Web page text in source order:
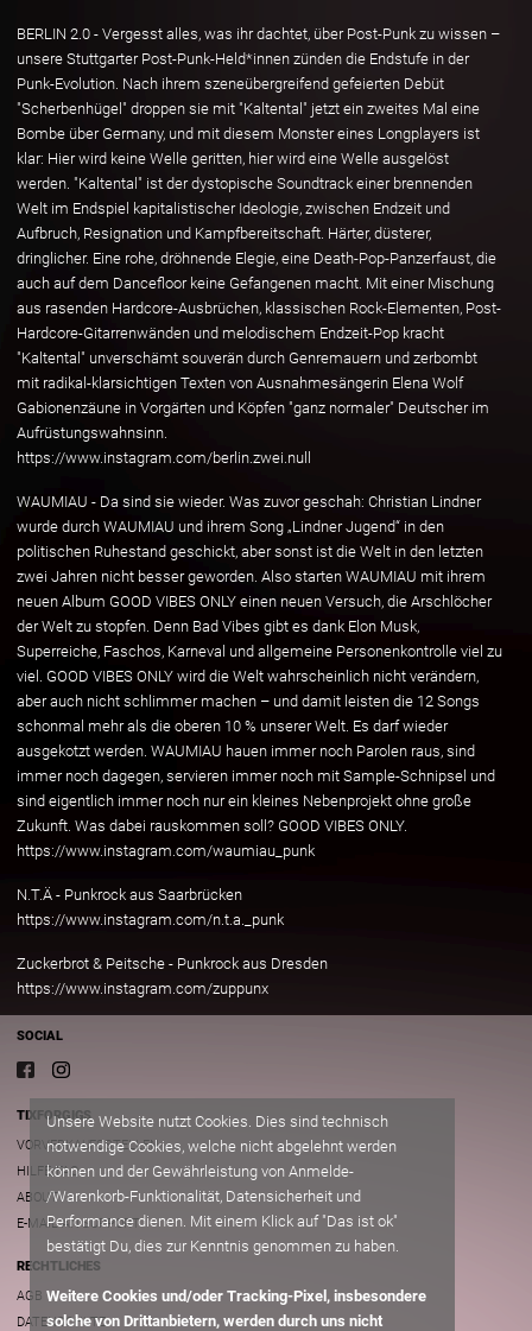
BERLIN 2.0 - Vergesst alles, was ihr dachtet, über Post-Punk zu wissen –
unsere Stuttgarter Post-Punk-Held*innen zünden die Endstufe in der
Punk-Evolution. Nach ihrem szeneübergreifend gefeierten Debüt
"Scherbenhügel" droppen sie mit "Kaltental" jetzt ein zweites Mal eine
Bombe über Germany, und mit diesem Monster eines Longplayers ist
klar: Hier wird keine Welle geritten, hier wird eine Welle ausgelöst
werden. "Kaltental" ist der dystopische Soundtrack einer brennenden
Welt im Endspiel kapitalistischer Ideologie, zwischen Endzeit und
Aufbruch, Resignation und Kampfbereitschaft. Härter, düsterer,
dringlicher. Eine rohe, dröhnende Elegie, eine Death-Pop-Panzerfaust, die
auch auf dem Dancefloor keine Gefangenen macht. Mit einer Mischung
aus rasenden Hardcore-Ausbrüchen, klassischen Rock-Elementen, Post-
Hardcore-Gitarrenwänden und melodischem Endzeit-Pop kracht
"Kaltental" unverschämt souverän durch Genremauern und zerbombt
mit radikal-klarsichtigen Texten von Ausnahmesängerin Elena Wolf
Gabionenzäune in Vorgärten und Köpfen "ganz normaler" Deutscher im
Aufrüstungswahnsinn.
https://www.instagram.com/berlin.zwei.null
WAUMIAU - Da sind sie wieder. Was zuvor geschah: Christian Lindner
wurde durch WAUMIAU und ihrem Song „Lindner Jugend“ in den
politischen Ruhestand geschickt, aber sonst ist die Welt in den letzten
zwei Jahren nicht besser geworden. Also starten WAUMIAU mit ihrem
neuen Album GOOD VIBES ONLY einen neuen Versuch, die Arschlöcher
der Welt zu stopfen. Denn Bad Vibes gibt es dank Elon Musk,
Superreiche, Faschos, Karneval und allgemeine Personenkontrolle viel zu
viel. GOOD VIBES ONLY wird die Welt wahrscheinlich nicht verändern,
aber auch nicht schlimmer machen – und damit leisten die 12 Songs
schonmal mehr als die oberen 10 % unserer Welt. Es darf wieder
ausgekotzt werden. WAUMIAU hauen immer noch Parolen raus, sind
immer noch dagegen, servieren immer noch mit Sample-Schnipsel und
sind eigentlich immer noch nur ein kleines Nebenprojekt ohne große
Zukunft. Was dabei rauskommen soll? GOOD VIBES ONLY.
https://www.instagram.com/waumiau_punk
N.T.Ä - Punkrock aus Saarbrücken
https://www.instagram.com/n.t.a._punk
Zuckerbrot & Peitsche - Punkrock aus Dresden
https://www.instagram.com/zuppunx
SOCIAL
TIXFORGIGS
VORVERKAUFSSTELLEN
HILFE/FAQ
ABOUT
E-MAIL AN SUPPORT
RECHTLICHES
AGB
DATENSCHUTZ
Unsere Website nutzt Cookies. Dies sind technisch
notwendige Cookies, welche nicht abgelehnt werden
können und der Gewährleistung von Anmelde-
/Warenkorb-Funktionalität, Datensicherheit und
Performance dienen. Mit einem Klick auf "Das ist ok"
bestätigt Du, dies zur Kenntnis genommen zu haben.
Weitere Cookies und/oder Tracking-Pixel, insbesondere
solche von Drittanbietern, werden durch uns nicht